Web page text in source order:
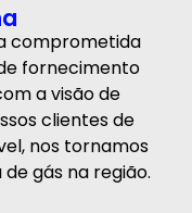
comprometida
fornecimento
a visão de
clientes de
nos tornamos
gás na região.